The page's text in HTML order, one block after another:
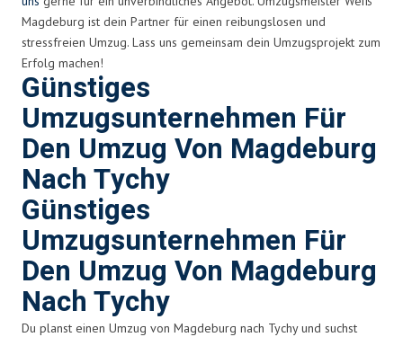
Magdeburg ist dein Partner für einen reibungslosen und
stressfreien Umzug. Lass uns gemeinsam dein Umzugsprojekt zum
Erfolg machen!
Günstiges
Umzugsunternehmen Für
Den Umzug Von Magdeburg
Nach Tychy
Günstiges
Umzugsunternehmen Für
Den Umzug Von Magdeburg
Nach Tychy
Du planst einen Umzug von Magdeburg nach Tychy und suchst